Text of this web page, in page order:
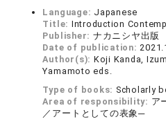
Language: Japanese
Title: Introduction
Publisher: ナカニシヤ出版
Date of publication:
Author(s): Koji Kanda,
Yamamoto eds.
Type of books: Scholarly
Area of responsibility: ア
／アートとしての表象─